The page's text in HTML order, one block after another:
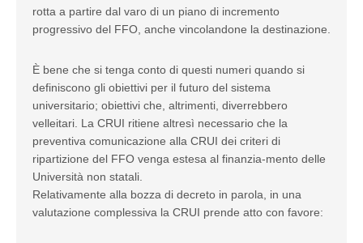
rotta a partire dal varo di un piano di incremento
progressivo del FFO, anche vincolandone la destinazione.
È bene che si tenga conto di questi numeri quando si
definiscono gli obiettivi per il futuro del sistema
universitario; obiettivi che, altrimenti, diverrebbero
velleitari. La CRUI ritiene altresì necessario che la
preventiva comunicazione alla CRUI dei criteri di
ripartizione del FFO venga estesa al finanzia-mento delle
Università non statali.
Relativamente alla bozza di decreto in parola, in una
valutazione complessiva la CRUI prende atto con favore: